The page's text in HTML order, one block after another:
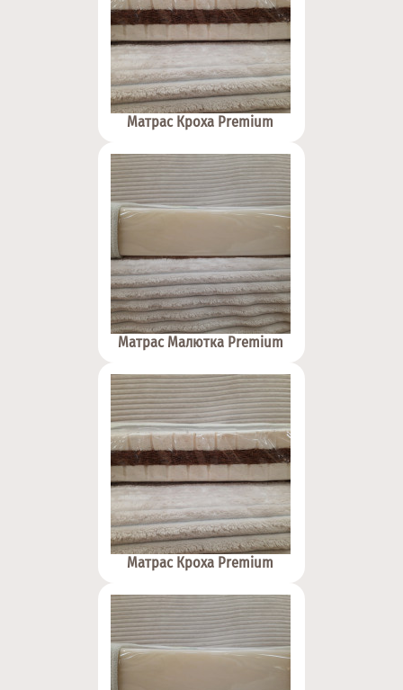
Матрас Кроха Premium
Матрас Малютка Premium
Матрас Кроха Premium